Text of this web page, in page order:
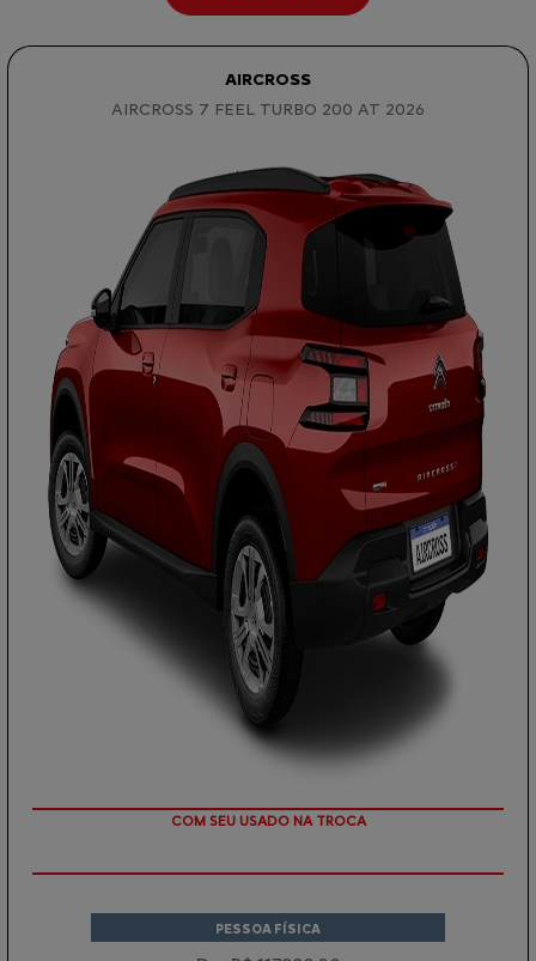
AIRCROSS
AIRCROSS 7 FEEL TURBO 200 AT 2026
TAXA ZERO EM 12X
PESSOA FÍSICA